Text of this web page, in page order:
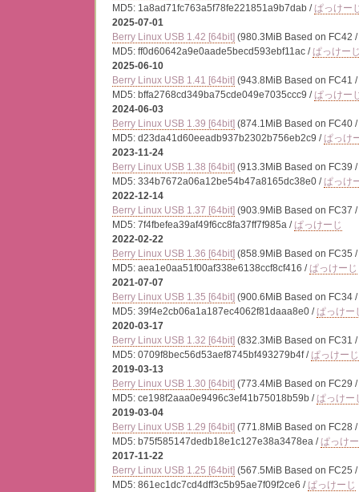
MD5: 1a8ad71fc763a5f78fe221851a9b7dab /ぱっけー
2025-07-01
Berry Linux USB 1.42 [64bit] (980.3MiB Based on FC42
MD5: ff0d60642a9e0aade5becd593ebf11ac /ぱっけー
2025-06-10
Berry Linux USB 1.41 [64bit] (943.8MiB Based on FC41
MD5: bffa2768cd349ba75cde049e7035ccc9 /ぱっけー
2024-06-03
Berry Linux USB 1.39 [64bit] (874.1MiB Based on FC40
MD5: d23da41d60eeadb937b2302b756eb2c9 /ぱっけ
2023-11-24
Berry Linux USB 1.38 [64bit] (913.3MiB Based on FC39
MD5: 334b7672a06a12be54b47a8165dc38e0 /ぱっけ
2022-12-14
Berry Linux USB 1.37 [64bit] (903.9MiB Based on FC37
MD5: 7f4fbefea39af49f6cc8fa37ff7f985a /ぱっけーじ
2022-02-22
Berry Linux USB 1.36 [64bit] (858.9MiB Based on FC35
MD5: aea1e0aa51f00af338e6138ccf8cf416 /ぱっけーじ
2021-07-07
Berry Linux USB 1.35 [64bit] (900.6MiB Based on FC34
MD5: 39f4e2cb06a1a187ec4062f81daaa8e0 /ぱっけー
2020-03-17
Berry Linux USB 1.32 [64bit] (832.3MiB Based on FC31
MD5: 0709f8bec56d53aef8745bf493279b4f /ぱっけーじ
2019-03-13
Berry Linux USB 1.30 [64bit] (773.4MiB Based on FC29
MD5: ce198f2aaa0e9496c3ef41b75018b59b /ぱっけー
2019-03-04
Berry Linux USB 1.29 [64bit] (771.8MiB Based on FC28
MD5: b75f585147dedb18e1c127e38a3478ea /ぱっけ
2017-11-22
Berry Linux USB 1.25 [64bit] (567.5MiB Based on FC25
MD5: 861ec1dc7cd4dff3c5b95ae7f09f2ce6 /ぱっけーじ